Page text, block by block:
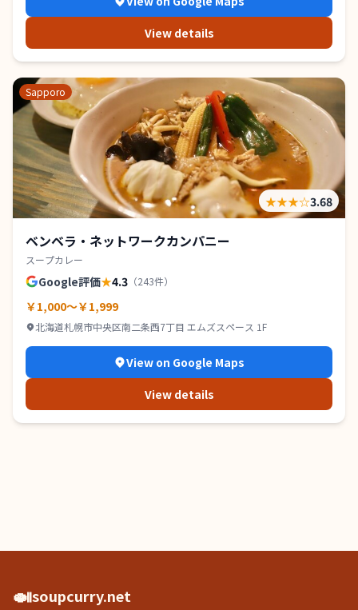
View details
Sapporo
★★★☆3.68
ベンベラ・ネットワークカンパニー
スープカレー
Google評価★4.3 （243件）
￥1,000～￥1,999
北海道札幌市中央区南二条西7丁目 エムズスペース 1F
View on Google Maps
View details
🍛soupcurry.net